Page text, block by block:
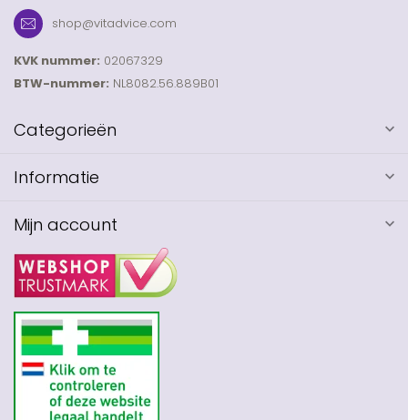
shop@vitadvice.com
KVK nummer: 02067329
BTW-nummer: NL8082.56.889B01
Categorieën
Informatie
Mijn account